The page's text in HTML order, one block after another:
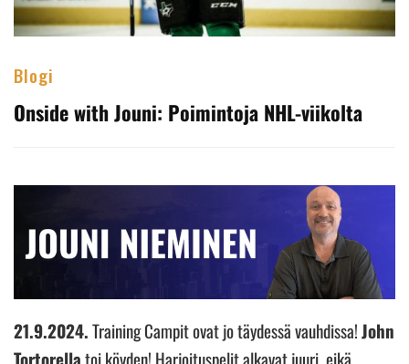
Blogi
Onside with Jouni: Poimintoja NHL-viikolta
21.9.2024.Training Campit ovat jo täydessä vauhdissa!John
Tortorellatoi köyden! Harjoituspelit alkavat juuri, eikä